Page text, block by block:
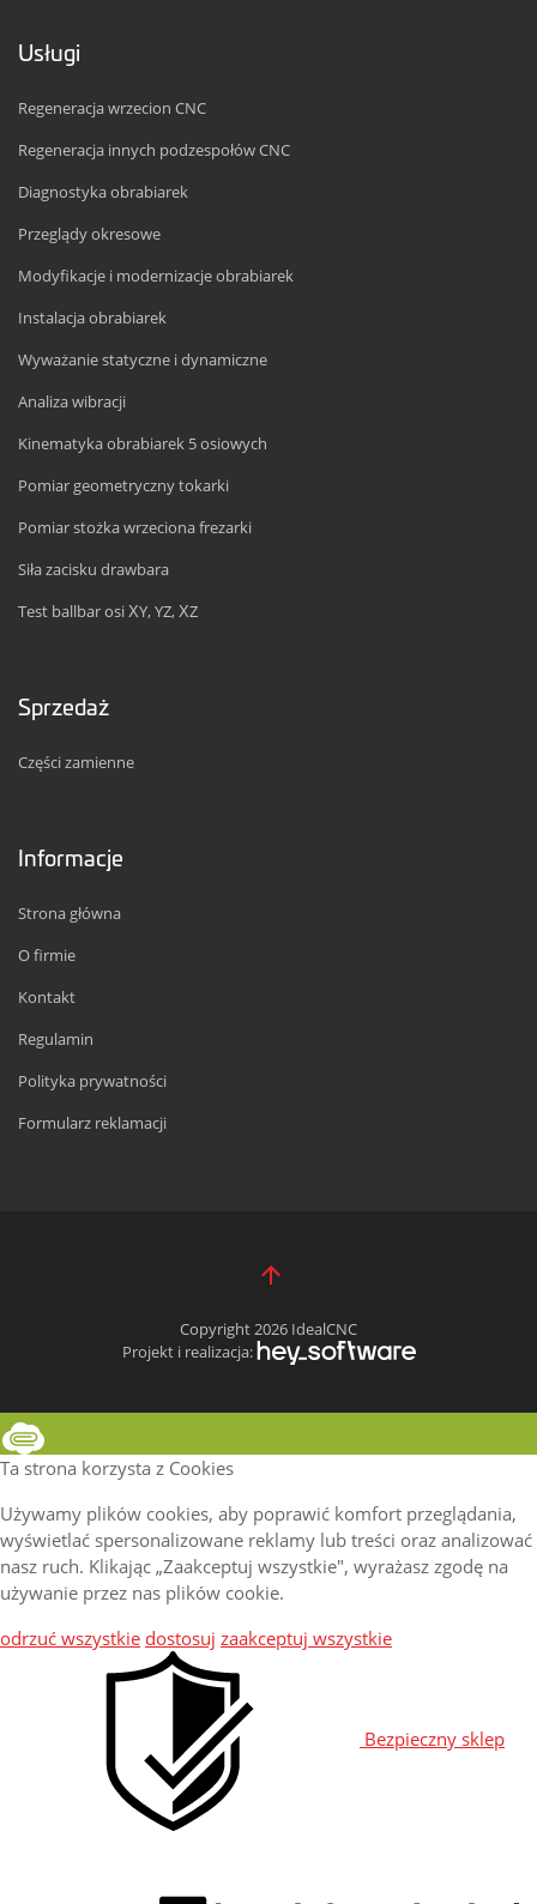
Usługi
Regeneracja wrzecion CNC
Regeneracja innych podzespołów CNC
Diagnostyka obrabiarek
Przeglądy okresowe
Modyfikacje i modernizacje obrabiarek
Instalacja obrabiarek
Wyważanie statyczne i dynamiczne
Analiza wibracji
Kinematyka obrabiarek 5 osiowych
Pomiar geometryczny tokarki
Pomiar stożka wrzeciona frezarki
Siła zacisku drawbara
Test ballbar osi XY, YZ, XZ
Sprzedaż
Części zamienne
Informacje
Strona główna
O firmie
Kontakt
Regulamin
Polityka prywatności
Formularz reklamacji
Copyright 2026 IdealCNC
Projekt i realizacja:
Ta strona korzysta z Cookies
Używamy plików cookies, aby poprawić komfort przeglądania,
wyświetlać spersonalizowane reklamy lub treści oraz analizować
nasz ruch. Klikając „Zaakceptuj wszystkie", wyrażasz zgodę na
używanie przez nas plików cookie.
odrzuć wszystkie dostosuj zaakceptuj wszystkie
Bezpieczny sklep